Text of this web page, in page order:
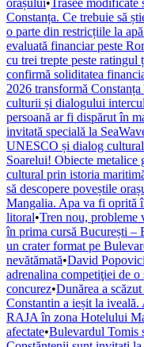
orașului•Trasee modificate
Constanța. Ce trebuie să
o parte din restricțiile la
evaluată financiar peste
cu trei trepte peste
confirmă soliditatea
2026 transformă
culturii și dialogului
persoană ar fi dispărut în
invitată specială la
UNESCO și dialog
Soarelui! Obiecte metalice
cultural prin istoria
să descopere poveștile
Mangalia. Apa va fi oprită
litoral•Tren nou, probleme
în prima cursă București –
un crater format pe
nevătămată•David
adrenalina competiţiei de o
concurez•Dunărea a
Constantin a ieșit la
RAJA în zona Hotelului
afectate•Bulevardul Tomis